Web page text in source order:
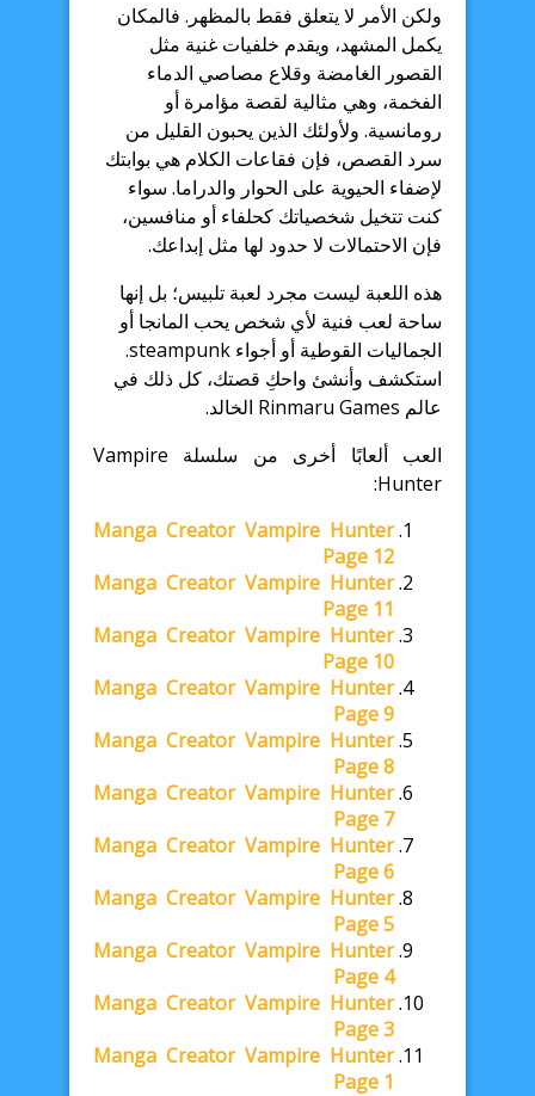
ولكن الأمر لا يتعلق فقط بالمظهر. فالمكان
يكمل المشهد، ويقدم خلفيات غنية مثل
القصور الغامضة وقلاع مصاصي الدماء
الفخمة، وهي مثالية لقصة مؤامرة أو
رومانسية. ولأولئك الذين يحبون القليل من
سرد القصص، فإن فقاعات الكلام هي بوابتك
لإضفاء الحيوية على الحوار والدراما. سواء
كنت تتخيل شخصياتك كحلفاء أو منافسين،
فإن الاحتمالات لا حدود لها مثل إبداعك.
هذه اللعبة ليست مجرد لعبة تلبيس؛ بل إنها
ساحة لعب فنية لأي شخص يحب المانجا أو
الجماليات القوطية أو أجواء steampunk.
استكشف وأنشئ واحكِ قصتك، كل ذلك في
عالم Rinmaru Games الخالد.
العب ألعابًا أخرى من سلسلة Vampire
Hunter:
Manga Creator Vampire Hunter
Page 12
Manga Creator Vampire Hunter
Page 11
Manga Creator Vampire Hunter
Page 10
Manga Creator Vampire Hunter
Page 9
Manga Creator Vampire Hunter
Page 8
Manga Creator Vampire Hunter
Page 7
Manga Creator Vampire Hunter
Page 6
Manga Creator Vampire Hunter
Page 5
Manga Creator Vampire Hunter
Page 4
Manga Creator Vampire Hunter
Page 3
Manga Creator Vampire Hunter
Page 1